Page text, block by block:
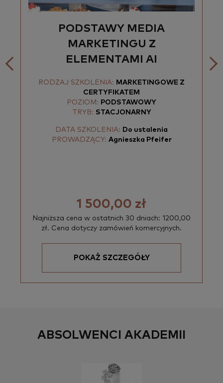
PODSTAWY MEDIA
MARKETINGU Z
ELEMENTAMI AI
RODZAJ SZKOLENIA: MARKETINGOWE Z
CERTYFIKATEM
POZIOM: PODSTAWOWY
TRYB: STACJONARNY
DATA SZKOLENIA: Do ustalenia
PROWADZĄCY: Agnieszka Pfeifer
1 500,00 zł
Najniższa cena w ostatnich 30 dniach: 1200,00
zł. Cena dotyczy zamówień komercyjnych.
POKAŻ SZCZEGÓŁY
ABSOLWENCI AKADEMII